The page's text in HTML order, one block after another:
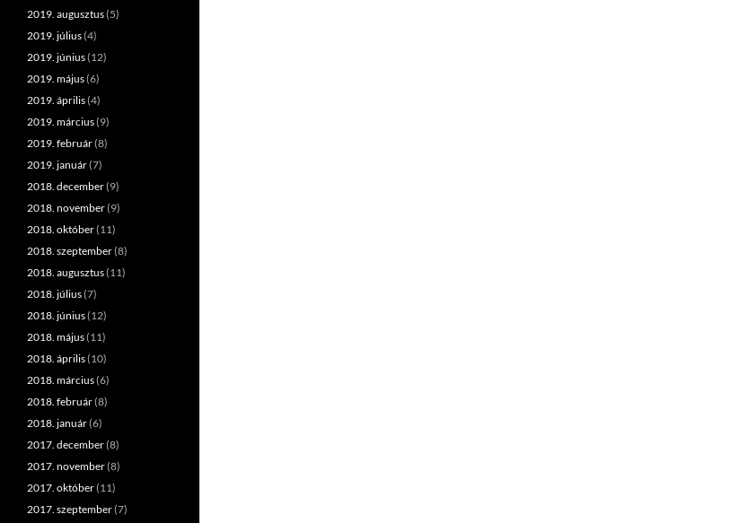
2019. augusztus(5)
2019. július(4)
2019. június(12)
2019. május(6)
2019. április(4)
2019. március(9)
2019. február(8)
2019. január(7)
2018. december(9)
2018. november(9)
2018. október(11)
2018. szeptember(8)
2018. augusztus(11)
2018. július(7)
2018. június(12)
2018. május(11)
2018. április(10)
2018. március(6)
2018. február(8)
2018. január(6)
2017. december(8)
2017. november(8)
2017. október(11)
2017. szeptember(7)